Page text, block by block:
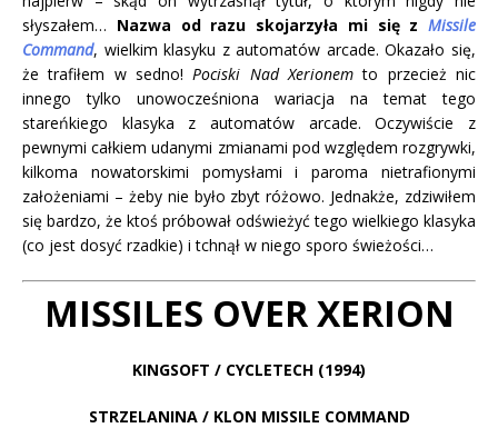
słyszałem… Nazwa od razu skojarzyła mi się z Missile
Command, wielkim klasyku z automatów arcade. Okazało się,
że trafiłem w sedno!Pociski Nad Xerionem to przecież nic
innego tylko unowocześniona wariacja na temat tego
stareńkiego klasyka z automatów arcade. Oczywiście z
pewnymi całkiem udanymi zmianami pod względem rozgrywki,
kilkoma nowatorskimi pomysłami i paroma nietrafionymi
założeniami – żeby nie było zbyt różowo. Jednakże, zdziwiłem
się bardzo, że ktoś próbował odświeżyć tego wielkiego klasyka
(co jest dosyć rzadkie) i tchnął w niego sporo świeżości…
MISSILES OVER XERION
KINGSOFT / CYCLETECH (1994)
STRZELANINA / KLON MISSILE COMMAND